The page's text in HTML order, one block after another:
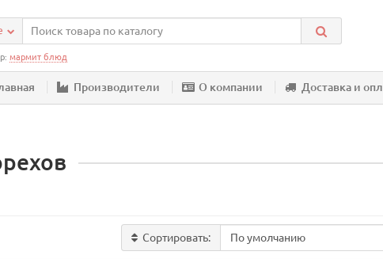
мармит блюд
Производители О компании Доставка и
Сортировать: